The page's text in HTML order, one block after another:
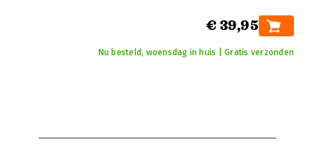
€ 39,95
Nu besteld, woensdag in huis | Gratis verzonden